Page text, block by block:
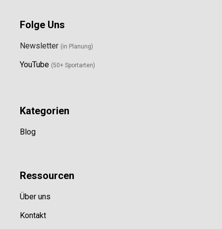
Folge Uns
Newsletter (in Planung)
YouTube (50+ Sportarten)
Kategorien
Blog
Ressourcen
Über uns
Kontakt